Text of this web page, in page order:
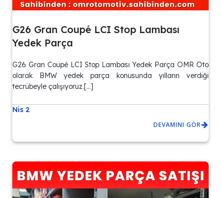
G26 Gran Coupé LCI Stop Lambası
Yedek Parça
G26 Gran Coupé LCI Stop Lambası Yedek Parça OMR Oto
olarak BMW yedek parça konusunda yılların verdiği
tecrübeyle çalışıyoruz.[…]
Nis 2
DEVAMINI GÖR